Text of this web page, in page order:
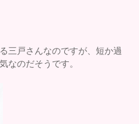
三戸さんなのですが、短か過
なのだそうです。